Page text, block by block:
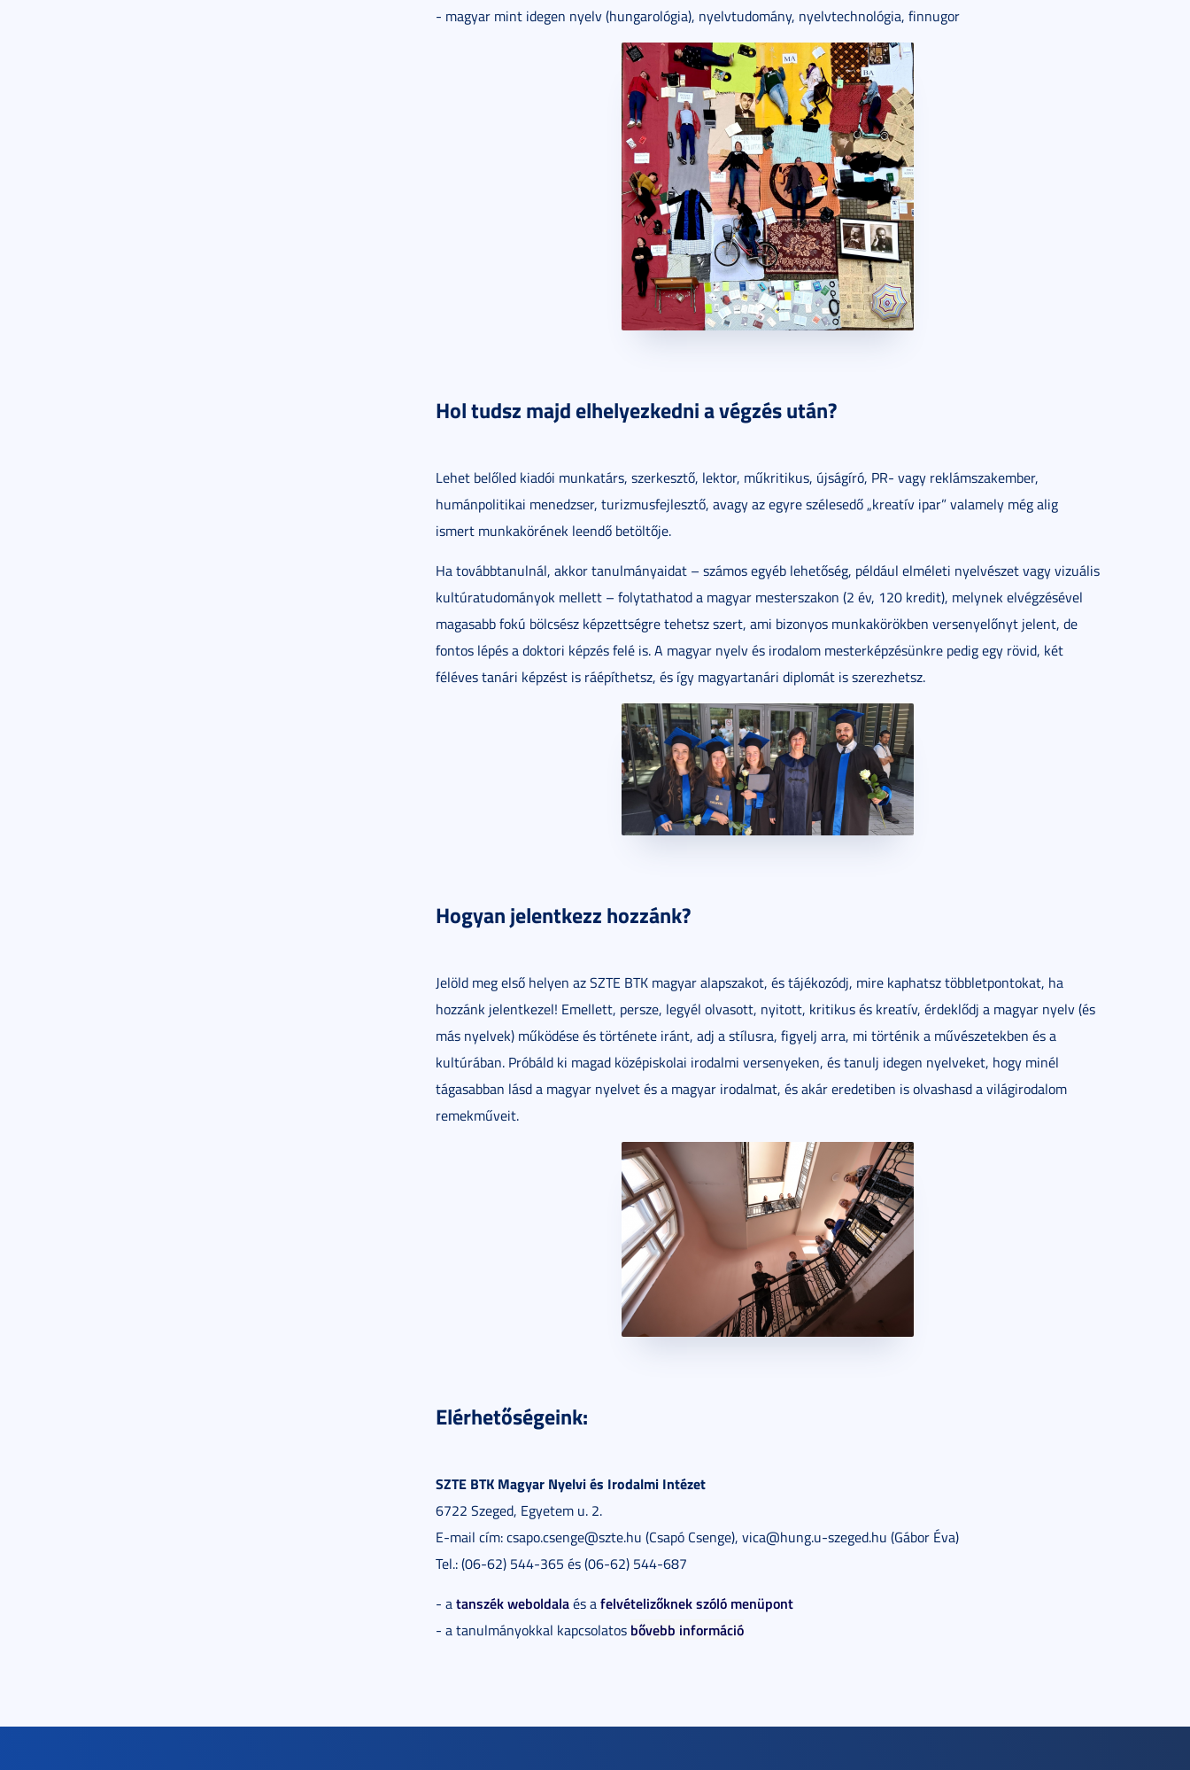
- magyar mint idegen nyelv (hungarológia), nyelvtudomány, nyelvtechnológia, finnugor
Hol tudsz majd elhelyezkedni a végzés után?
Lehet belőled kiadói munkatárs, szerkesztő, lektor, műkritikus, újságíró, PR- vagy reklámszakember,
humánpolitikai menedzser, turizmusfejlesztő, avagy az egyre szélesedő „kreatív ipar” valamely még alig
ismert munkakörének leendő betöltője.
Ha továbbtanulnál, akkor tanulmányaidat – számos egyéb lehetőség, például elméleti nyelvészet vagy vizuális
kultúratudományok mellett – folytathatod a magyar mesterszakon (2 év, 120 kredit), melynek elvégzésével
magasabb fokú bölcsész képzettségre tehetsz szert, ami bizonyos munkakörökben versenyelőnyt jelent, de
fontos lépés a doktori képzés felé is. A magyar nyelv és irodalom mesterképzésünkre pedig egy rövid, két
féléves tanári képzést is ráépíthetsz, és így magyartanári diplomát is szerezhetsz.
Hogyan jelentkezz hozzánk?
Jelöld meg első helyen az SZTE BTK magyar alapszakot, és tájékozódj, mire kaphatsz többletpontokat, ha
hozzánk jelentkezel! Emellett, persze, legyél olvasott, nyitott, kritikus és kreatív, érdeklődj a magyar nyelv (és
más nyelvek) működése és története iránt, adj a stílusra, figyelj arra, mi történik a művészetekben és a
kultúrában. Próbáld ki magad középiskolai irodalmi versenyeken, és tanulj idegen nyelveket, hogy minél
tágasabban lásd a magyar nyelvet és a magyar irodalmat, és akár eredetiben is olvashasd a világirodalom
remekműveit.
Elérhetőségeink:
SZTE BTK Magyar Nyelvi és Irodalmi Intézet
6722 Szeged, Egyetem u. 2.
E-mail cím: csapo.csenge@szte.hu (Csapó Csenge), vica@hung.u-szeged.hu (Gábor Éva)
Tel.: (06-62) 544-365 és (06-62) 544-687
- atanszék weboldalaés afelvételizőknek szóló menüpont
- a tanulmányokkal kapcsolatos bővebb információ